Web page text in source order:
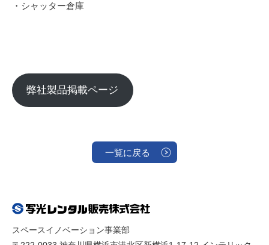
・シャッター倉庫
弊社製品掲載ページ
一覧に戻る
スペースイノベーション事業部